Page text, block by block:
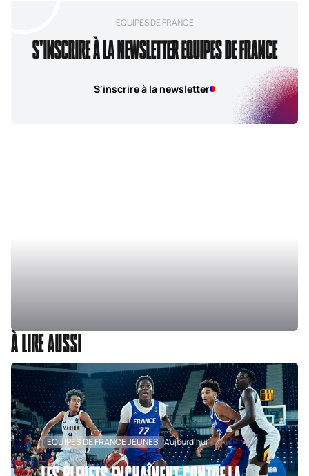
EQUIPES DE FRANCE
S'INSCRIRE À LA NEWSLETTER EQUIPES DE FRANCE
S'inscrire à la newsletter
À LIRE AUSSI
EQUIPES DE FRANCE JEUNES Aujourd'hui